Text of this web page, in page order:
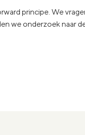
principe. We
we onderzoek naar